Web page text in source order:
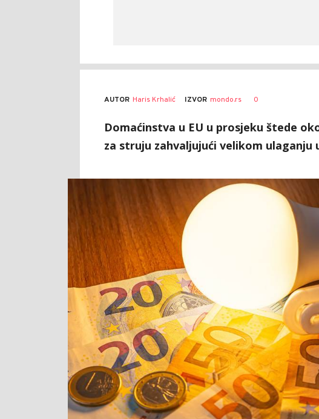
AUTOR Haris Krhalić IZVOR mondo.rs 0
Domaćinstva u EU u prosjeku štede
za struju zahvaljujući velikom ulaganju